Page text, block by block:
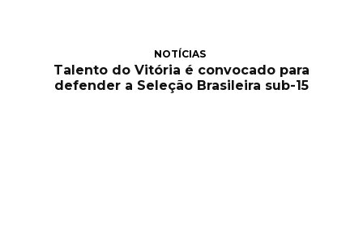
NOTÍCIAS
Talento do Vitória é convocado para
defender a Seleção Brasileira sub-15